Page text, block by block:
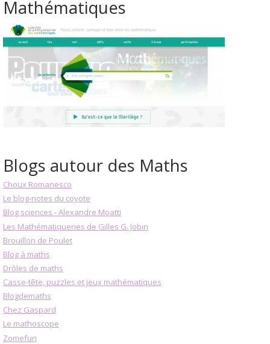
Mathématiques
Blogs autour des Maths
Choux Romanesco
Le blog-notes du coyote
Blog sciences - Alexandre Moatti
Les Mathématiqueries de Gilles G. Jobin
Brouillon de Poulet
Blog à maths
Drôles de maths
Casse-tête, puzzles et jeux mathématiques
Blogdemaths
Chez Gaspard
Le mathoscope
Zomefun